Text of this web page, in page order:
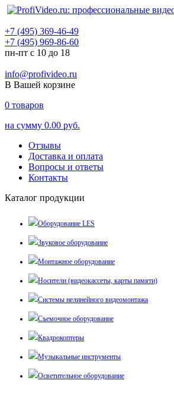
+7 (495) 369-46-49
+7 (495) 969-86-60
пн-пт с 10 до 18
info@profivideo.ru
В Вашей корзине
0 товаров
на сумму 0.00 руб.
Отзывы
Доставка и оплата
Вопросы и ответы
Контакты
Каталог продукции
Оборудование LES
Звуковое оборудование
Монтажное оборудование
Носители (видеокассеты, карты памяти)
Системы нелинейного видеомонтажа
Съемочное оборудование
Квадрокоптеры
Музыкальные инструменты
Осветительное оборудование